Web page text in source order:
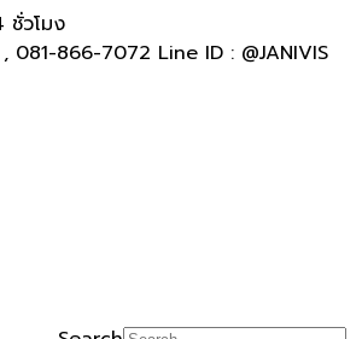
ชั่วโมง
081-866-7072 Line ID : @JANIVIS